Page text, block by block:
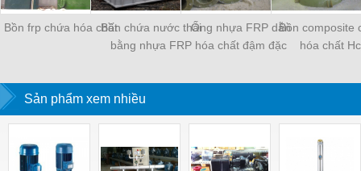
Bồn frp chứa hóa chấtBồn chứa nước thải
bằng nhựa FRP
Ống nhựa FRP dẫn
hóa chất đậm đặc
Bồn composite
hóa chất
Sản phẩm xem nhiều